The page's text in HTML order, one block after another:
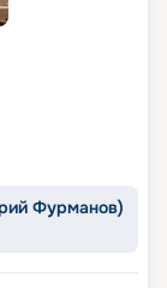
Фурманов)